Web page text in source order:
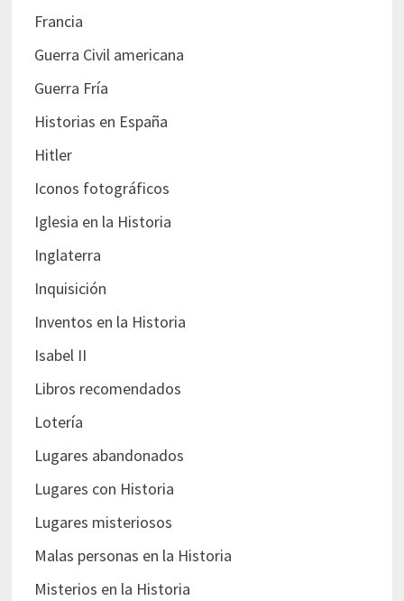
Francia
Guerra Civil americana
Guerra Fría
Historias en España
Hitler
Iconos fotográficos
Iglesia en la Historia
Inglaterra
Inquisición
Inventos en la Historia
Isabel II
Libros recomendados
Lotería
Lugares abandonados
Lugares con Historia
Lugares misteriosos
Malas personas en la Historia
Misterios en la Historia